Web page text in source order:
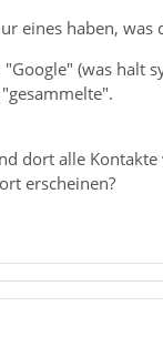
eines haben,
(was halt
dort alle
erscheinen?